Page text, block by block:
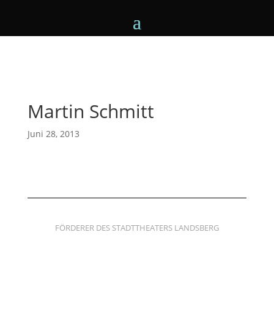
Martin Schmitt
Juni 28, 2013
FÖRDERER DES STADTTHEATERS LANDSBERG